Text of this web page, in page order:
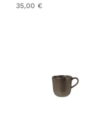
35,00 €